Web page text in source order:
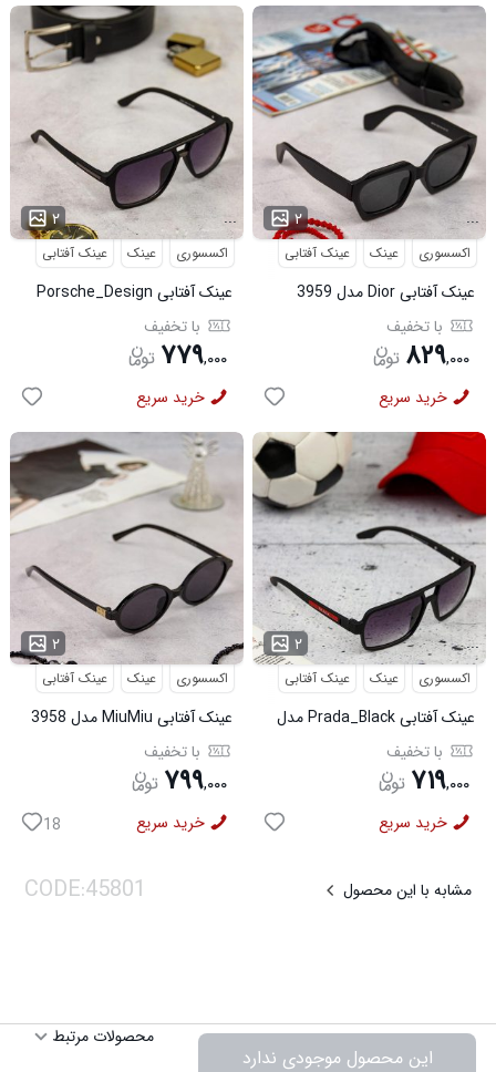
محصولات مرتبط
این محصول موجودی ندارد
۲ ...
اکسسوری عینک عینک آفتابی
عینک آفتابی Porsche_Design
مدل 3960 با تخفیف
۷۷۹,۰۰۰
خرید سریع
۲ ...
اکسسوری عینک عینک آفتابی
عینک آفتابی Dior مدل 3959
با تخفیف
۸۲۹,۰۰۰
خرید سریع
۲ ...
اکسسوری عینک عینک آفتابی
عینک آفتابی MiuMiu مدل 3958
با تخفیف
۷۹۹,۰۰۰
خرید سریع 18
۲ ...
اکسسوری عینک عینک آفتابی
عینک آفتابی Prada_Black مدل
3957با تخفیف
۷۱۹,۰۰۰
خرید سریع
مشابه با این محصول